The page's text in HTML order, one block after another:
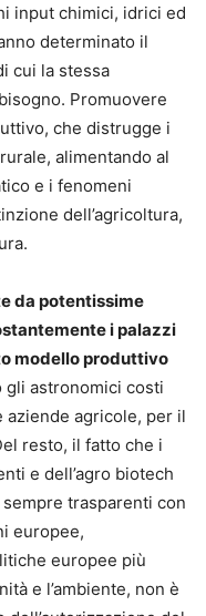
input chimici, idrici ed
determinato il
cui la stessa
Promuovere
che distrugge i
alimentando al
e i fenomeni
dell’agricoltura,
da potentissime
i palazzi
modello produttivo
gli astronomici costi
agricole, per il
resto, il fatto che i
e dell’agro biotech
trasparenti con
europee,
europee più
e l’ambiente, non è